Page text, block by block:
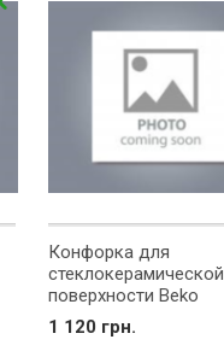
Конфорка для
стеклокерамической
поверхности Beko
D=140mm 1200W
162926001
1 120 грн.